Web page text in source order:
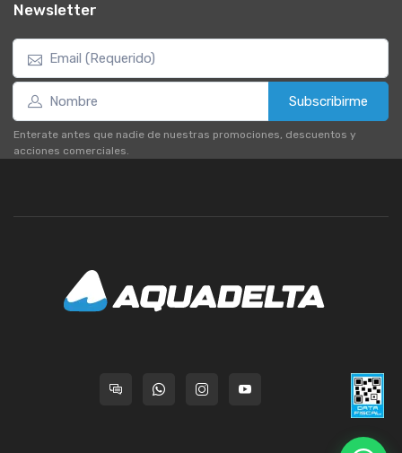
Newsletter
Subscribirme
Enterate antes que nadie de nuestras promociones, descuentos y
acciones comerciales.